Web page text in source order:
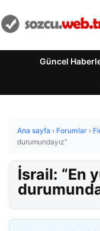
Güncel
Ana sayfa › Forumlar ›
durumundayız”
İsrail: “En